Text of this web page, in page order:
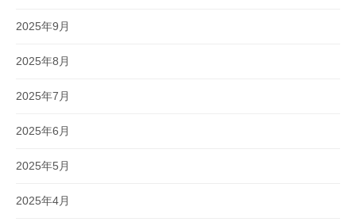
2025年9月
2025年8月
2025年7月
2025年6月
2025年5月
2025年4月